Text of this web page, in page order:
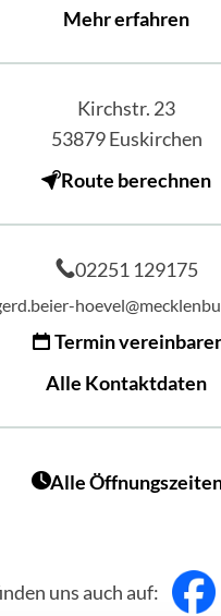
Mehr erfahren
Kirchstr. 23
53879 Euskirchen
Route berechnen
02251 129175
Termin
Alle Kontaktdaten
Alle
uns auch auf: